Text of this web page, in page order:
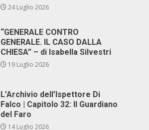
24 Luglio 2026
“GENERALE CONTRO
GENERALE. IL CASO DALLA
CHIESA” – di Isabella Silvestri
19 Luglio 2026
L’Archivio dell’Ispettore Di
Falco | Capitolo 32: Il Guardiano
del Faro
14 Luglio 2026